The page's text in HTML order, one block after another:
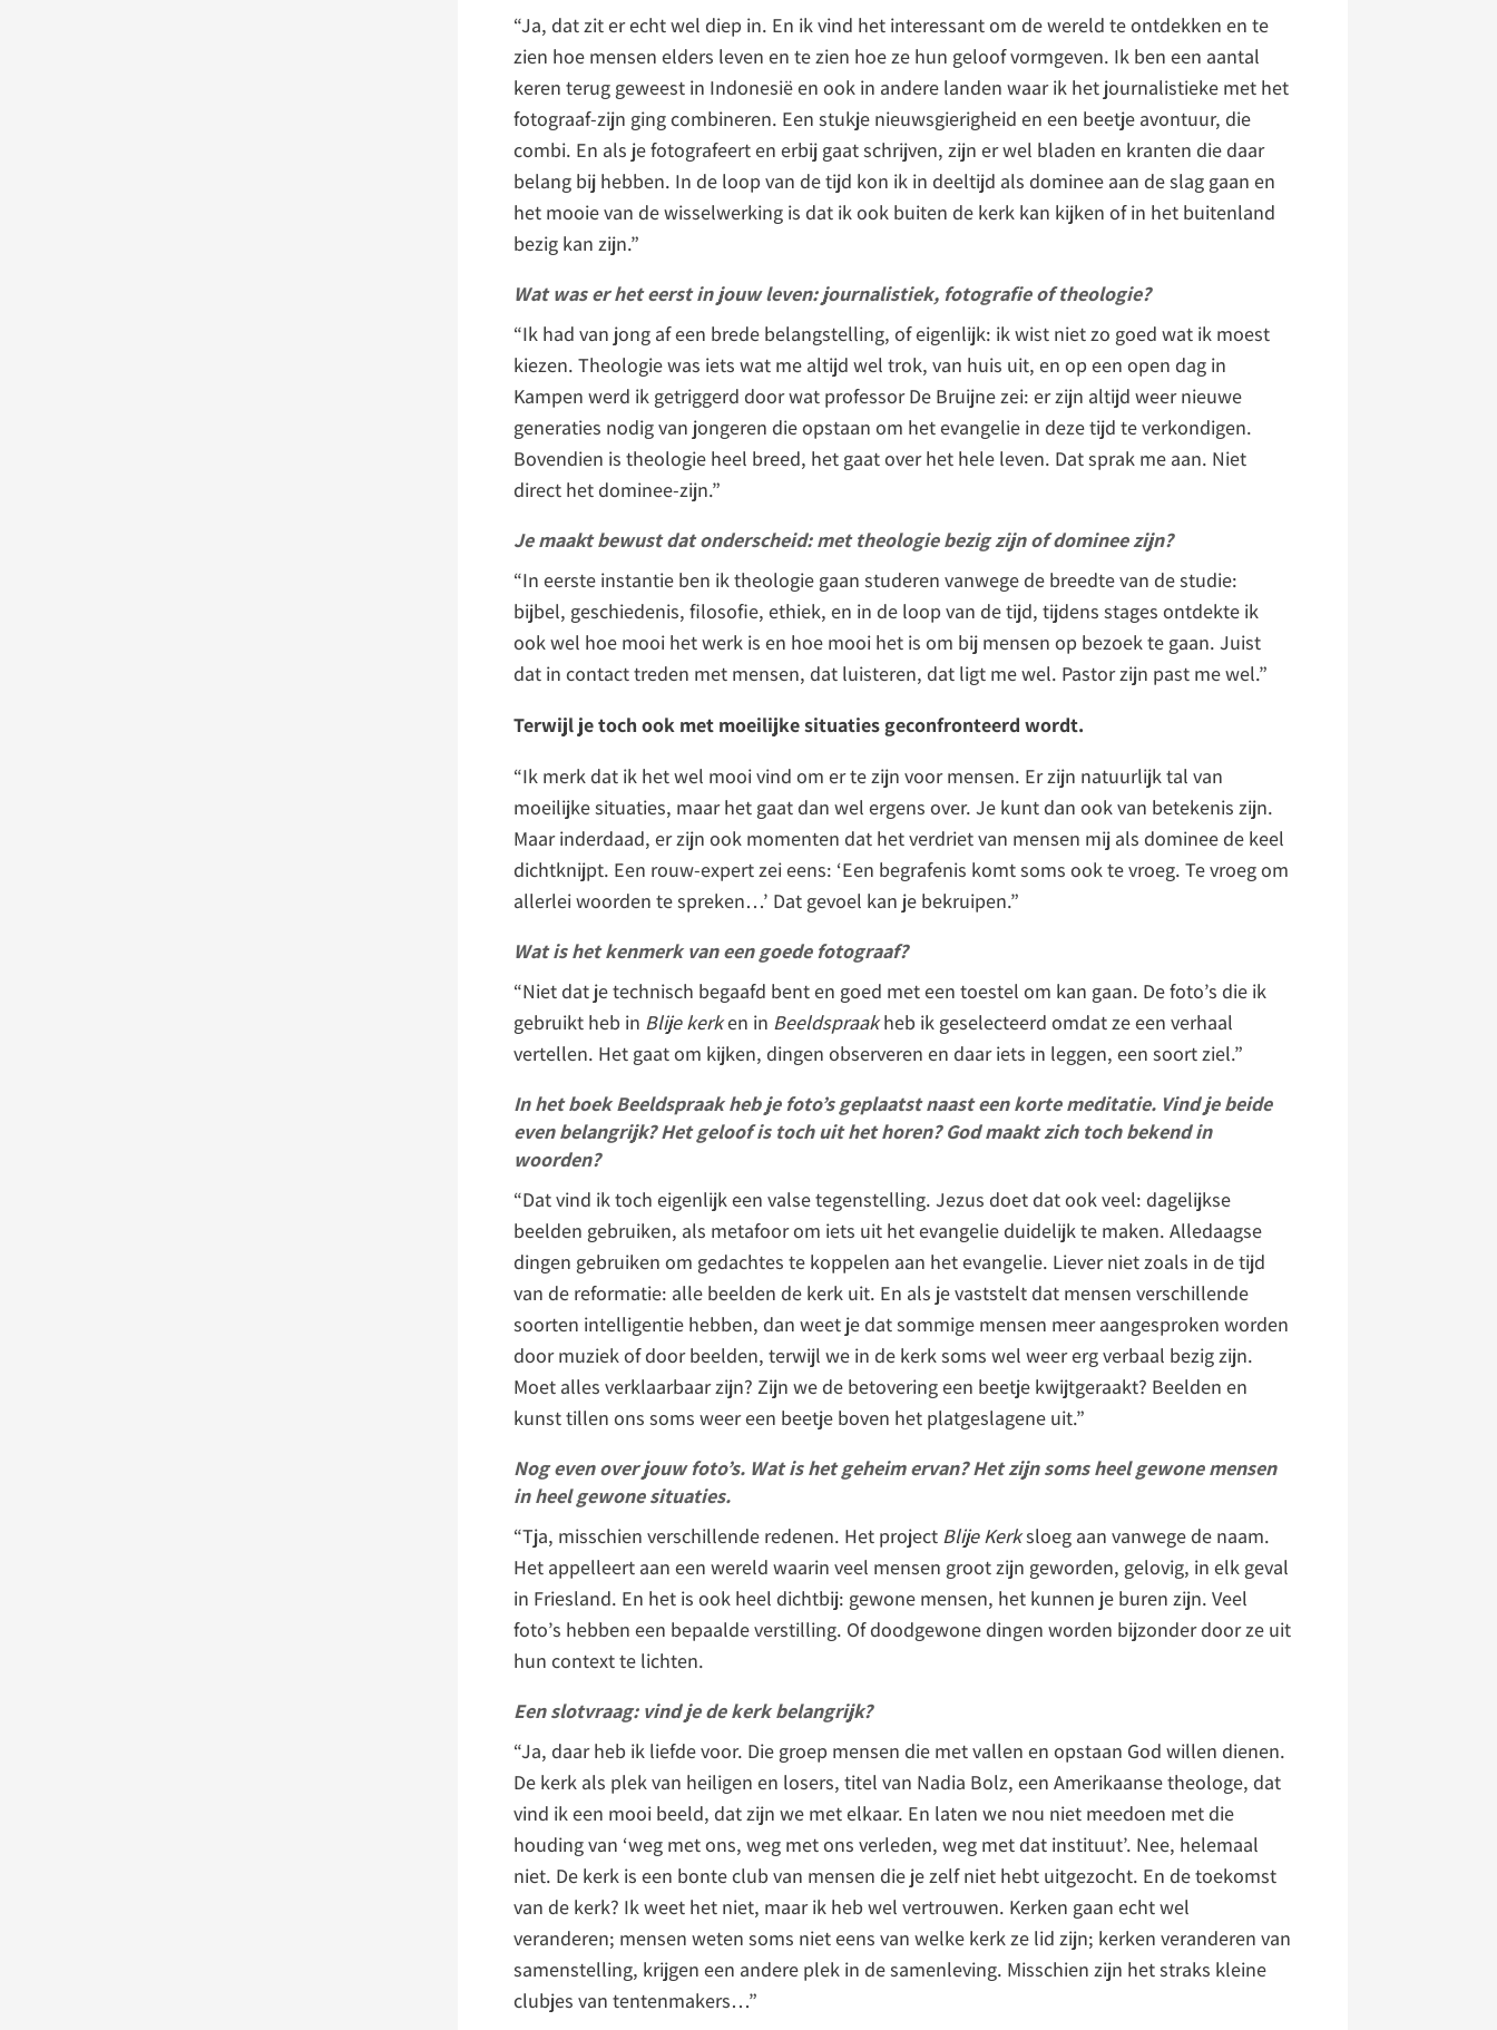
“Ja, dat zit er echt wel diep in. En ik vind het interessant om de wereld te ontdekken en te
zien hoe mensen elders leven en te zien hoe ze hun geloof vormgeven. Ik ben een aantal
keren terug geweest in Indonesië en ook in andere landen waar ik het journalistieke met het
fotograaf-zijn ging combineren. Een stukje nieuwsgierigheid en een beetje avontuur, die
combi. En als je fotografeert en erbij gaat schrijven, zijn er wel bladen en kranten die daar
belang bij hebben. In de loop van de tijd kon ik in deeltijd als dominee aan de slag gaan en
het mooie van de wisselwerking is dat ik ook buiten de kerk kan kijken of in het buitenland
bezig kan zijn.”
Wat was er het eerst in jouw leven: journalistiek, fotografie of theologie?
“Ik had van jong af een brede belangstelling, of eigenlijk: ik wist niet zo goed wat ik moest
kiezen. Theologie was iets wat me altijd wel trok, van huis uit, en op een open dag in
Kampen werd ik getriggerd door wat professor De Bruijne zei: er zijn altijd weer nieuwe
generaties nodig van jongeren die opstaan om het evangelie in deze tijd te verkondigen.
Bovendien is theologie heel breed, het gaat over het hele leven. Dat sprak me aan. Niet
direct het dominee-zijn.”
Je maakt bewust dat onderscheid: met theologie bezig zijn of dominee zijn?
“In eerste instantie ben ik theologie gaan studeren vanwege de breedte van de studie:
bijbel, geschiedenis, filosofie, ethiek, en in de loop van de tijd, tijdens stages ontdekte ik
ook wel hoe mooi het werk is en hoe mooi het is om bij mensen op bezoek te gaan. Juist
dat in contact treden met mensen, dat luisteren, dat ligt me wel. Pastor zijn past me wel.”
Terwijl je toch ook met moeilijke situaties geconfronteerd wordt.
“Ik merk dat ik het wel mooi vind om er te zijn voor mensen. Er zijn natuurlijk tal van
moeilijke situaties, maar het gaat dan wel ergens over. Je kunt dan ook van betekenis zijn.
Maar inderdaad, er zijn ook momenten dat het verdriet van mensen mij als dominee de keel
dichtknijpt. Een rouw-expert zei eens: ‘Een begrafenis komt soms ook te vroeg. Te vroeg om
allerlei woorden te spreken…’ Dat gevoel kan je bekruipen.”
Wat is het kenmerk van een goede fotograaf?
“Niet dat je technisch begaafd bent en goed met een toestel om kan gaan. De foto’s die ik
gebruikt heb in Blije kerken in Beeldspraakheb ik geselecteerd omdat ze een verhaal
vertellen. Het gaat om kijken, dingen observeren en daar iets in leggen, een soort ziel.”
In het boek Beeldspraak heb je foto’s geplaatst naast een korte meditatie. Vind je beide
even belangrijk? Het geloof is toch uit het horen? God maakt zich toch bekend in
woorden?
“Dat vind ik toch eigenlijk een valse tegenstelling. Jezus doet dat ook veel: dagelijkse
beelden gebruiken, als metafoor om iets uit het evangelie duidelijk te maken. Alledaagse
dingen gebruiken om gedachtes te koppelen aan het evangelie. Liever niet zoals in de tijd
van de reformatie: alle beelden de kerk uit. En als je vaststelt dat mensen verschillende
soorten intelligentie hebben, dan weet je dat sommige mensen meer aangesproken worden
door muziek of door beelden, terwijl we in de kerk soms wel weer erg verbaal bezig zijn.
Moet alles verklaarbaar zijn? Zijn we de betovering een beetje kwijtgeraakt? Beelden en
kunst tillen ons soms weer een beetje boven het platgeslagene uit.”
Nog even over jouw foto’s. Wat is het geheim ervan? Het zijn soms heel gewone mensen
in heel gewone situaties.
“Tja, misschien verschillende redenen. Het project Blije Kerksloeg aan vanwege de naam.
Het appelleert aan een wereld waarin veel mensen groot zijn geworden, gelovig, in elk geval
in Friesland. En het is ook heel dichtbij: gewone mensen, het kunnen je buren zijn. Veel
foto’s hebben een bepaalde verstilling. Of doodgewone dingen worden bijzonder door ze uit
hun context te lichten.
Een slotvraag: vind je de kerk belangrijk?
“Ja, daar heb ik liefde voor. Die groep mensen die met vallen en opstaan God willen dienen.
De kerk als plek van heiligen en losers, titel van Nadia Bolz, een Amerikaanse theologe, dat
vind ik een mooi beeld, dat zijn we met elkaar. En laten we nou niet meedoen met die
houding van ‘weg met ons, weg met ons verleden, weg met dat instituut’. Nee, helemaal
niet. De kerk is een bonte club van mensen die je zelf niet hebt uitgezocht. En de toekomst
van de kerk? Ik weet het niet, maar ik heb wel vertrouwen. Kerken gaan echt wel
veranderen; mensen weten soms niet eens van welke kerk ze lid zijn; kerken veranderen van
samenstelling, krijgen een andere plek in de samenleving. Misschien zijn het straks kleine
clubjes van tentenmakers…”